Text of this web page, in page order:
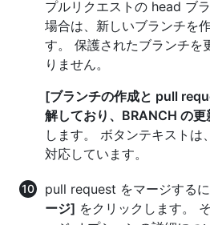
プルリクエストの head ブ
場合は、新しいブランチを
す。 保護されたブランチを
りません。
[ブランチの作成と pull
解しており、BRANCH の
します。 ボタンテキストは
対応しています。
pull request をマージするに
ージ] をクリックします。